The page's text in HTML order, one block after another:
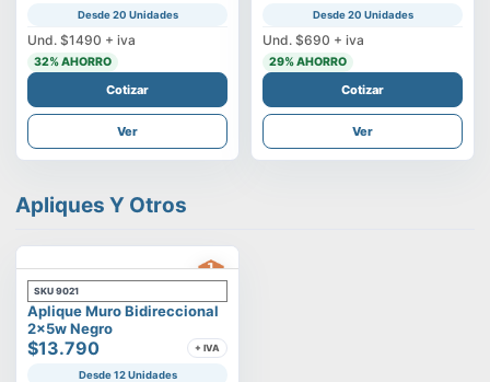
Desde 20 Unidades
Und. $1490 + iva
32% AHORRO
Cotizar
Ver
Desde 20 Unidades
Und. $690 + iva
29% AHORRO
Cotizar
Ver
Apliques Y Otros
SKU 9021
Aplique Muro Bidireccional
2x5w Negro
$13.790 + IVA
Desde 12 Unidades